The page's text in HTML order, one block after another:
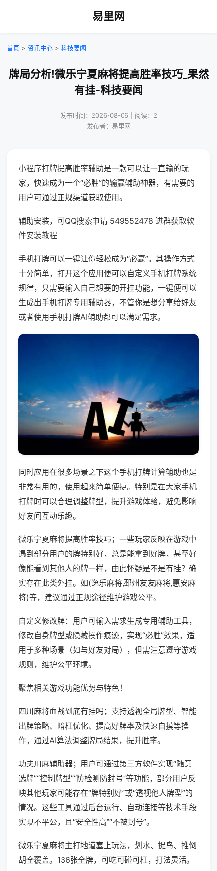
易里网
首页 > 资讯中心 > 科技要闻
牌局分析!微乐宁夏麻将提高胜率技巧_果然
有挂-科技要闻
发布时间：2026-08-06｜阅读：2
发布者：易里网
小程序打牌提高胜率辅助是一款可以让一直输的玩
家，快速成为一个“必胜”的输赢辅助神器，有需要的
用户可通过正规渠道获取使用。
辅助安装，可QQ搜索申请 549552478 进群获取软
件安装教程
手机打牌可以一键让你轻松成为“必赢”。其操作方式
十分简单，打开这个应用便可以自定义手机打牌系统
规律，只需要输入自己想要的开挂功能，一键便可以
生成出手机打牌专用辅助器，不管你是想分享给好友
或者使用手机打牌AI辅助都可以满足需求。
同时应用在很多场景之下这个手机打牌计算辅助也是
非常有用的，使用起来简单便捷。特别是在大家手机
打牌时可以合理调整牌型，提升游戏体验，避免影响
好友间互动乐趣。
微乐宁夏麻将提高胜率技巧；一些玩家反映在游戏中
遇到部分用户的牌特别好，总是能拿到好牌，甚至好
像能看到其他人的牌一样，由此怀疑是不是有挂？确
实存在此类外挂。如(逸乐麻将,邳州友友麻将,惠安麻
将)等，建议通过正规途径维护游戏公平。
自定义修改牌：用户可输入需求生成专用辅助工具，
修改自身牌型或隐藏操作痕迹，实现“必胜”效果，适
用于多种场景（如与好友对局），但需注意遵守游戏
规则，维护公平环境。
聚焦相关游戏功能优势与特色！
四川麻将血战到底有挂吗；支持透视全局牌型、智能
出牌策略、暗杠优化、提高好牌率及快速自摸等操
作，通过AI算法调整牌局结果，提升胜率。
功夫川麻辅助器；用户可通过第三方软件实现“随意
选牌”“控制牌型”“防检测防封号”等功能，部分用户反
映其他玩家可能存在“牌特别好”或“透视他人牌型”的
情况。这些工具通过后台运行、自动连接等技术手段
实现不平公，且“安全性高”“不被封号”。
微乐宁夏麻将主打地道塞上玩法，划水、捉鸟、推倒
胡全覆盖。136张全牌，可吃可碰可杠，打法灵活。